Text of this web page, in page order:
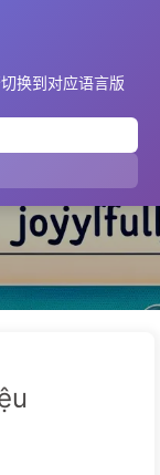
换到对应语言版